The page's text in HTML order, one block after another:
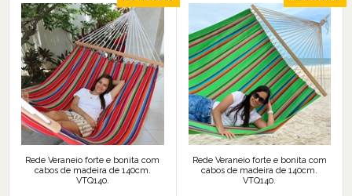
Rede Veraneio forte e bonita com
cabos de madeira de 140cm.
VTQ140.
Rede Veraneio forte e bonita com
cabos de madeira de 140cm.
VTQ140.